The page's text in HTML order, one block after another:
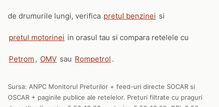
de drumurile lungi, verifica pretul benzinei si
pretul motorinei in orasul tau si compara retelele cu
Petrom , OMV sau Rompetrol .
Sursa: ANPC Monitorul Preturilor + feed-uri directe SOCAR si
OSCAR + paginile publice ale retelelor. Preturi filtrate cu praguri